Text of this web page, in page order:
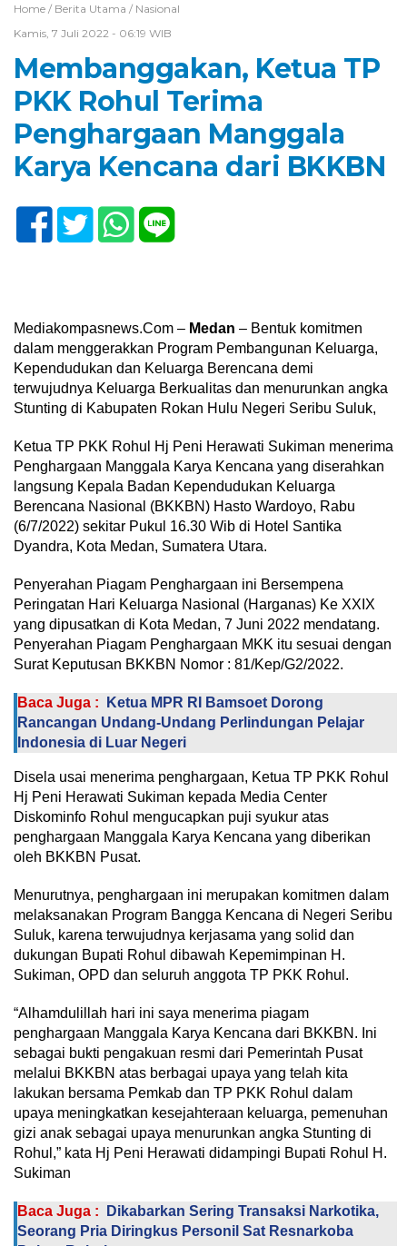
Home / Berita Utama / Nasional
Kamis, 7 Juli 2022 - 06:19 WIB
Membanggakan, Ketua TP
PKK Rohul Terima
Penghargaan Manggala
Karya Kencana dari BKKBN
Mediakompasnews.Com – Medan – Bentuk komitmen
dalam menggerakkan Program Pembangunan Keluarga,
Kependudukan dan Keluarga Berencana demi
terwujudnya Keluarga Berkualitas dan menurunkan angka
Stunting di Kabupaten Rokan Hulu Negeri Seribu Suluk,
Ketua TP PKK Rohul Hj Peni Herawati Sukiman menerima
Penghargaan Manggala Karya Kencana yang diserahkan
langsung Kepala Badan Kependudukan Keluarga
Berencana Nasional (BKKBN) Hasto Wardoyo, Rabu
(6/7/2022) sekitar Pukul 16.30 Wib di Hotel Santika
Dyandra, Kota Medan, Sumatera Utara.
Penyerahan Piagam Penghargaan ini Bersempena
Peringatan Hari Keluarga Nasional (Harganas) Ke XXIX
yang dipusatkan di Kota Medan, 7 Juni 2022 mendatang.
Penyerahan Piagam Penghargaan MKK itu sesuai dengan
Surat Keputusan BKKBN Nomor : 81/Kep/G2/2022.
Baca Juga :
Ketua MPR RI Bamsoet Dorong
Rancangan Undang-Undang Perlindungan Pelajar
Indonesia di Luar Negeri
Disela usai menerima penghargaan, Ketua TP PKK Rohul
Hj Peni Herawati Sukiman kepada Media Center
Diskominfo Rohul mengucapkan puji syukur atas
penghargaan Manggala Karya Kencana yang diberikan
oleh BKKBN Pusat.
Menurutnya, penghargaan ini merupakan komitmen dalam
melaksanakan Program Bangga Kencana di Negeri Seribu
Suluk, karena terwujudnya kerjasama yang solid dan
dukungan Bupati Rohul dibawah Kepemimpinan H.
Sukiman, OPD dan seluruh anggota TP PKK Rohul.
“Alhamdulillah hari ini saya menerima piagam
penghargaan Manggala Karya Kencana dari BKKBN. Ini
sebagai bukti pengakuan resmi dari Pemerintah Pusat
melalui BKKBN atas berbagai upaya yang telah kita
lakukan bersama Pemkab dan TP PKK Rohul dalam
upaya meningkatkan kesejahteraan keluarga, pemenuhan
gizi anak sebagai upaya menurunkan angka Stunting di
Rohul,” kata Hj Peni Herawati didampingi Bupati Rohul H.
Sukiman
Baca Juga :
Dikabarkan Sering Transaksi Narkotika,
Seorang Pria Diringkus Personil Sat Resnarkoba